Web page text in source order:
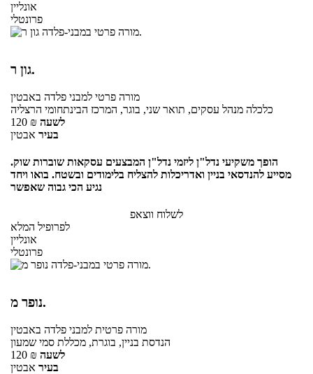
אונליין
פרונטלי
גון ר.
מורה פרטי למבני פלדה באבטין
כלכלה מנהל עסקים, תואר שני, בוגר, המרכז הבינתחומי הרצליה
120 ₪ לשעה
בעיר אבטין
הופך משקיעי נדל"ן ליזמי נדל"ן המבצעים עסקאות שוברות שוק.
מסייע להנדסאי בניין ואדריכלות להצליח בלימודים ובשטח. בואו ויחד
נגיע הכי גבוה שאפשר
לשלוח ווצאפ
לפרופיל המלא
אונליין
פרונטלי
נופר מ.
מורה פרטית למבני פלדה באבטין
הנדסת בניין, בוגרת, מכללת סמי שמעון
120 ₪ לשעה
בעיר אבטין